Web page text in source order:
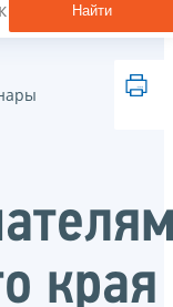
Найти
края